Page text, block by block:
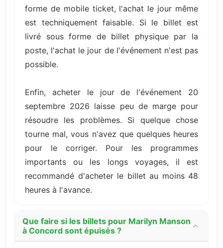
forme de mobile ticket, l'achat le jour même
est techniquement faisable. Si le billet est
livré sous forme de billet physique par la
poste, l'achat le jour de l'événement n'est pas
possible.
Enfin, acheter le jour de l'événement 20
septembre 2026 laisse peu de marge pour
résoudre les problèmes. Si quelque chose
tourne mal, vous n'avez que quelques heures
pour le corriger. Pour les programmes
importants ou les longs voyages, il est
recommandé d'acheter le billet au moins 48
heures à l'avance.
Que faire si les billets pour Marilyn Manson
à Concord sont épuisés ?